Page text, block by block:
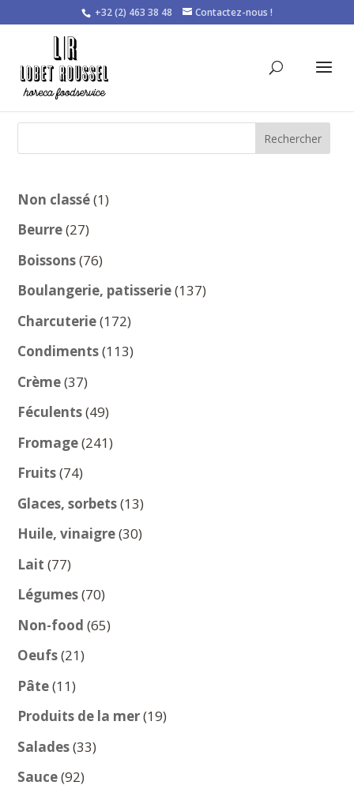
+32 (2) 463 38 48 Contactez-nous !
Rechercher
Non classé 11
Beurre 2727
produits
Boissons 7676
produits
Boulangerie, patisserie 137137
Charcuterie 172172
produits
Condiments 113113
Crème 3737
produits
Féculents 4949
produits
Fromage 241241
Fruits 7474
produits
Glaces, sorbets 1313
produits
Huile, vinaigre 3030
Lait 7777
produits
Légumes 7070
produits
Non-food 6565
Oeufs 2121
Pâte 1111
produits
Produits de la mer 1919
Salades 3333
Sauce 9292